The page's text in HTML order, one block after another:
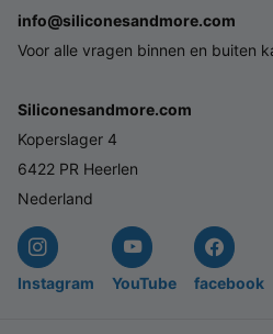
info@siliconesandmore.com
Voor alle vragen binnen en buiten
Siliconesandmore.com
Koperslager 4
6422 PR Heerlen
Nederland
Instagram YouTube facebook